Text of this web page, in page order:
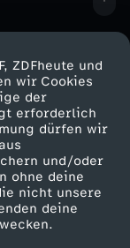
ZDFheute und
wir Cookies
der
erforderlich
dürfen wir
und/oder
ohne deine
nicht unsere
deine
ZDF